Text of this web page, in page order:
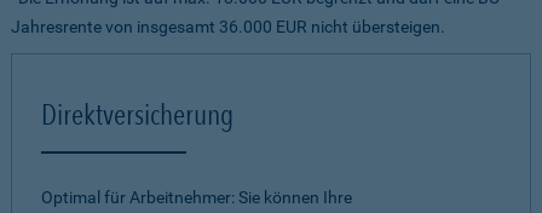
Jahresrente von insgesamt 36.000 EUR nicht übersteigen.
Direktversicherung
Optimal für Arbeitnehmer: Sie können Ihre